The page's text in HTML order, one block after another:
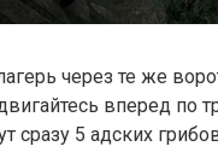
через те же
вперед по
сразу 5 адских